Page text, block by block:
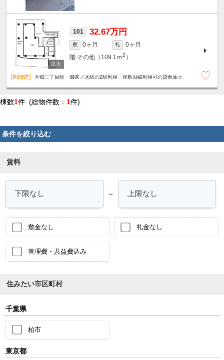
101 32.67万円
敷 0ヶ月 礼
0ヶ月
階 その他（109.1ｍ2 ）
本郷三丁目駅・御茶ノ水駅の2駅利用・複数沿線利用可の貸倉庫☆
棟数1件 (総物件数： 1件)
条件を絞り込む
賃料
～
敷金なし 礼金なし
管理費・共益費込み
住みたい市区町村
千葉県
柏市
東京都